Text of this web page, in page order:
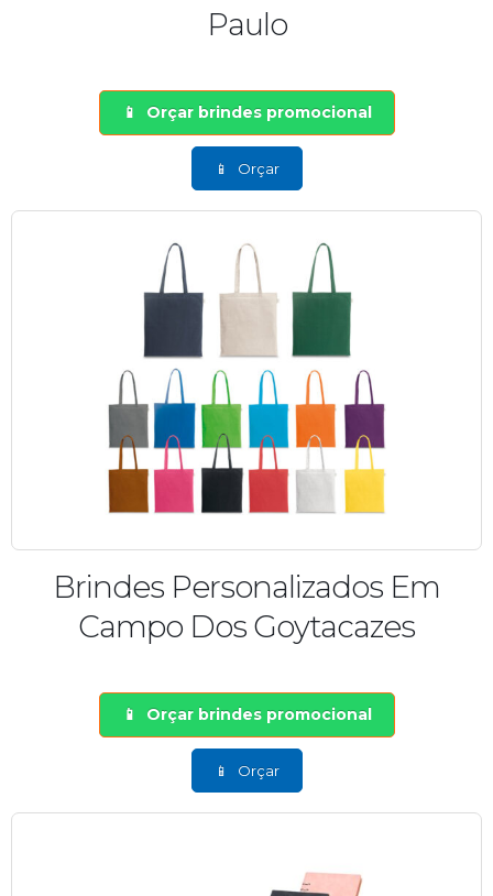
Paulo
Orçar brindes promocional
Orçar
Brindes Personalizados Em
Campo Dos Goytacazes
Orçar brindes promocional
Orçar